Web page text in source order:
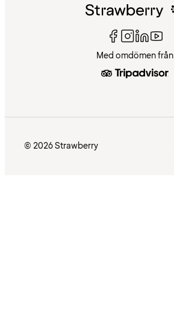
Med omdömen från
© 2026 Strawberry